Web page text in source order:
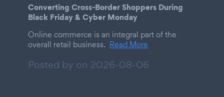
Converting Cross-Border Shoppers During
Black Friday & Cyber Monday
Online commerce is an integral part of the
overall retail business. Read More
Posted by on 2026-08-06